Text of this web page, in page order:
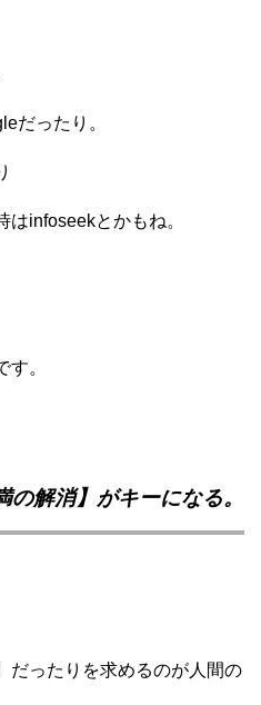
だったり。
infoseekとかもね。
。
解消】がキーになる。
だったりを求めるのが人間の